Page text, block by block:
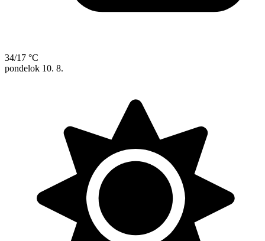
34/17 °C
pondelok 10. 8.